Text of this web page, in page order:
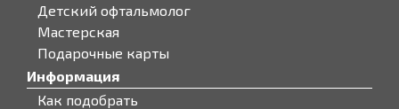
Детский офтальмолог
Мастерская
Подарочные карты
Информация
Как подобрать